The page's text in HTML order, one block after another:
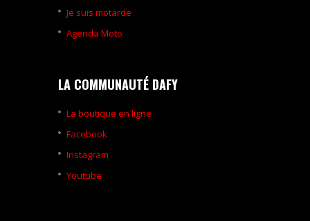
Je suis motarde
Agenda Moto
LA COMMUNAUTÉ DAFY
La boutique en ligne
Facebook
Instagram
Youtube